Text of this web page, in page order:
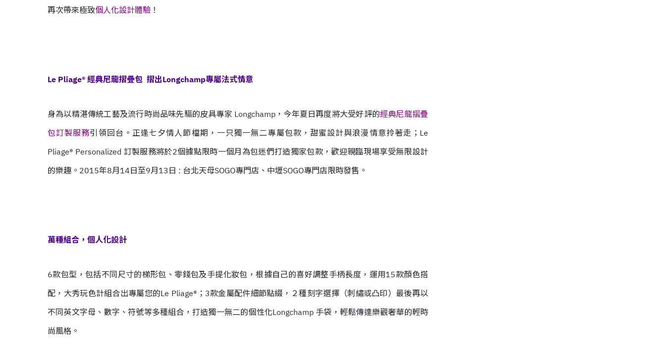
再次帶來極致個人化設計體驗 ！
Le Pliage® 經典尼龍摺疊包 摺出Longchamp專屬法式情意
身為以精湛傳統工藝及流行時尚品味先驅的皮具專家 Longchamp，今年夏日再度將大受好評的經典尼龍摺疊
包訂製服務引領回台。正逢七夕情人節檔期，一只獨一無二專屬包款，甜蜜設計與浪漫情意拎著走；Le
Pliage® Personalized 訂製服務將於2個據點限時一個月為包迷們打造獨家包款，歡迎親臨現場享受無限設計
的樂趣。 2015年8月14日至9月13日 : 台北天母SOGO專門店、 中壢SOGO專門店限時發售。
萬種組合，個人化設計
6款包型，包括不同尺寸的梯形包、零錢包及手提化妝包，根據自己的喜好調整手柄長度，運用15款顏色搭
配，大秀玩色計組合出專屬您的Le Pliage®；3款金屬配件細節點綴，２種刻字選擇（刺繡或凸印）最後再以
不同英文字母、數字、符號等多種組合，打造獨一無二的個性化Longchamp 手袋，輕鬆傳達樂觀奢華的輕時
尚風格。